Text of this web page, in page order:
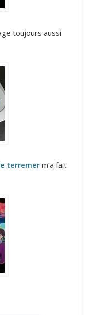
toujours aussi
terremerm’a fait